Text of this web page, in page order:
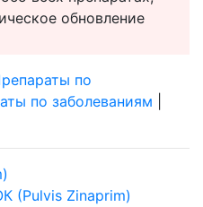
обновление
по
по заболеваниям
Zinaprim)